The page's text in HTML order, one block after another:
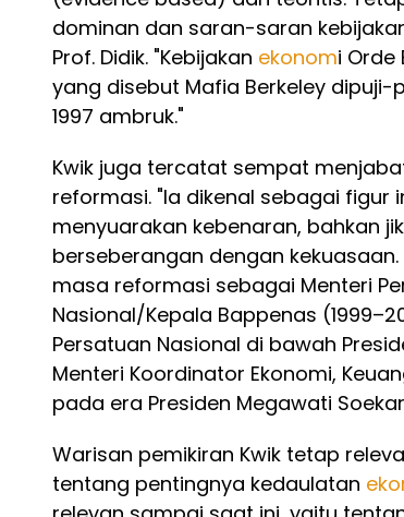
dominan dan saran-saran
Prof. Didik. "Kebijakan ekonomi Orde
yang disebut Mafia Berkeley
1997 ambruk."
Kwik juga tercatat sempat
reformasi. "Ia dikenal sebagai figur
menyuarakan kebenaran, bahkan
berseberangan dengan
masa reformasi sebagai Menteri
Nasional/Kepala Bappenas
Persatuan Nasional di bawah
Menteri Koordinator Ekonomi,
pada era Presiden Megawati
Warisan pemikiran Kwik tetap
tentang pentingnya kedaulatan